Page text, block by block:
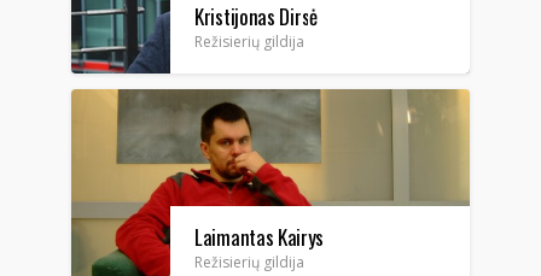
Kristijonas Dirsė
Režisierių gildija
Laimantas Kairys
Režisierių gildija